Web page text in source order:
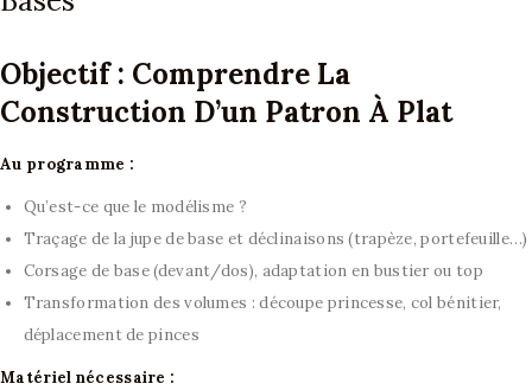
Objectif : Comprendre La
Construction D’un Patron À Plat
Au programme :
Qu’est-ce que le modélisme ?
Traçage de la jupe de base et déclinaisons (trapèze, portefeuille…)
Corsage de base (devant/dos), adaptation en bustier ou top
Transformation des volumes : découpe princesse, col bénitier,
déplacement de pinces
Matériel nécessaire :